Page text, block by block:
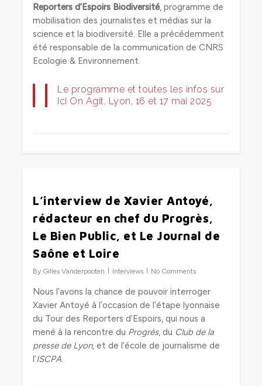
Reporters d’Espoirs Biodiversité, programme de
mobilisation des journalistes et médias sur la
science et la biodiversité. Elle a précédemment
été responsable de la communication de CNRS
Ecologie & Environnement.
Le programme et toutes les infos sur
Ici On Agit, Lyon, 16 et 17 mai 2025
L’interview de Xavier Antoyé,
rédacteur en chef du Progrès,
Le Bien Public, et Le Journal de
Saône et Loire
By Gilles Vanderpooten Interviews No Comments
Nous l’avons la chance de pouvoir interroger
Xavier Antoyé à l’occasion de l’étape lyonnaise
du Tour des Reporters d’Espoirs, qui nous a
mené à la rencontre du Progrès, du Club de la
presse de Lyon, et de l’école de journalisme de
l’ISCPA.